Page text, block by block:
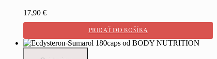
17,90 €
PRIDAŤ DO KOŠÍKA